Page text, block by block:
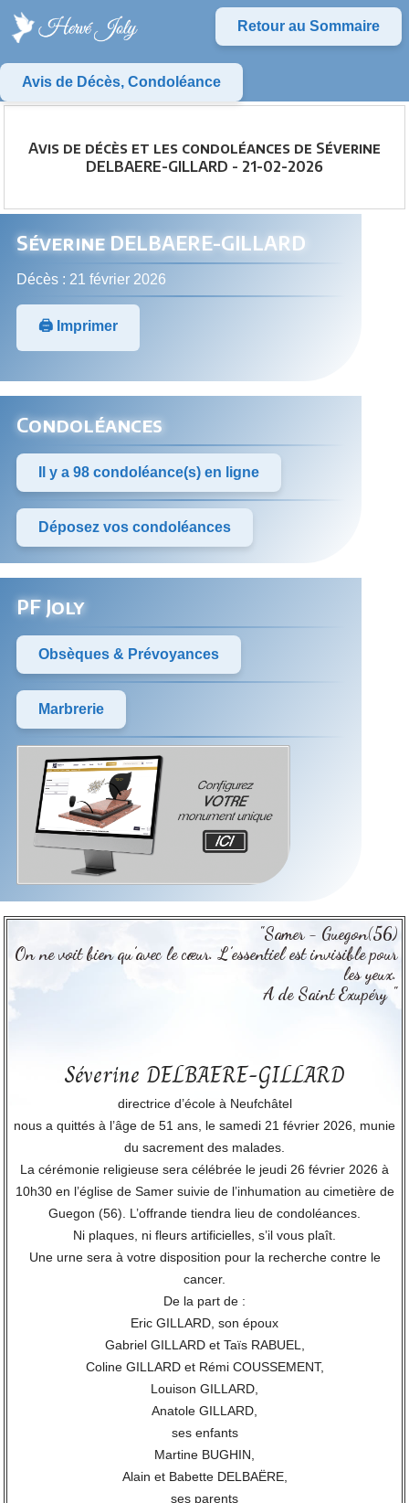
Retour au Sommaire
Avis de Décès, Condoléance
Avis de décès et les condoléances de Séverine
DELBAERE-GILLARD - 21-02-2026
Séverine DELBAERE-GILLARD
Décès : 21 février 2026
🖨️ Imprimer
Condoléances
Il y a 98 condoléance(s) en ligne
Déposez vos condoléances
PF Joly
Obsèques & Prévoyances
Marbrerie
"Samer - Guegon(56)
On ne voit bien qu’avec le cœur. L’essentiel est invisible pour
les yeux.
A de Saint Exupéry "
Séverine DELBAERE-GILLARD
directrice d’école à Neufchâtel
nous a quittés à l’âge de 51 ans, le samedi 21 février 2026, munie
du sacrement des malades.
La cérémonie religieuse sera célébrée le jeudi 26 février 2026 à
10h30 en l’église de Samer suivie de l’inhumation au cimetière de
Guegon (56). L’offrande tiendra lieu de condoléances.
Ni plaques, ni fleurs artificielles, s’il vous plaît.
Une urne sera à votre disposition pour la recherche contre le
cancer.
De la part de :
Eric GILLARD, son époux
Gabriel GILLARD et Taïs RABUEL,
Coline GILLARD et Rémi COUSSEMENT,
Louison GILLARD,
Anatole GILLARD,
ses enfants
Martine BUGHIN,
Alain et Babette DELBAËRE,
ses parents